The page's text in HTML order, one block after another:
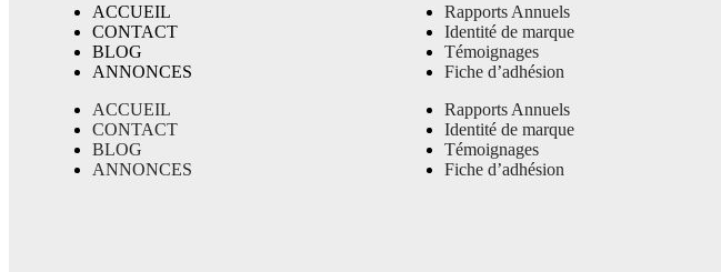
ACCUEIL
CONTACT
BLOG
ANNONCES
ACCUEIL
CONTACT
BLOG
ANNONCES
Rapports Annuels
Identité de marque
Témoignages
Fiche d’adhésion
Rapports Annuels
Identité de marque
Témoignages
Fiche d’adhésion